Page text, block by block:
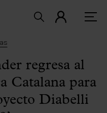
regresa al
Catalana para
Diabelli